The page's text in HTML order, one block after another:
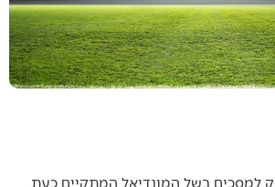
למסכים בשל המונדיאל המתקיים כעת